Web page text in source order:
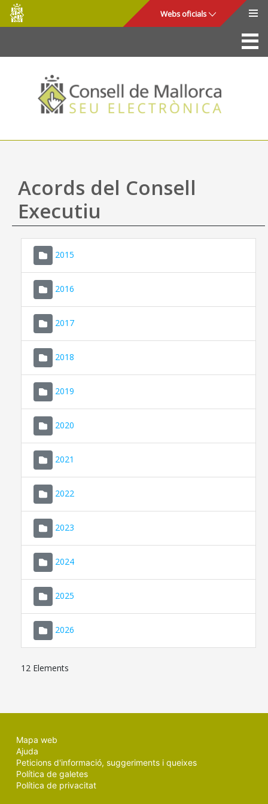
Salta al contingut principal
Consell
de
Mallorca
Webs oficials
La Seu
Consell de Mallorca
Accés i seguretat
Utilitats
Ajuda
Acords del Consell
Executiu
2015
2016
2017
2018
2019
2020
2021
2022
2023
2024
2025
2026
12 Elements
Mapa web
Ajuda
Peticions d'informació, suggeriments i queixes
Política de galetes
Política de privacitat